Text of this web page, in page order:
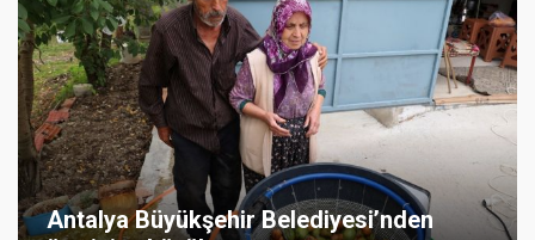
Antalya Büyükşehir Belediyesi’nden